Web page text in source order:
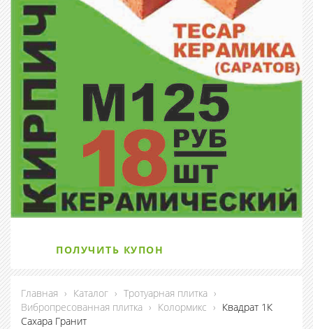
ПОЛУЧИТЬ КУПОН
Главная › Каталог › Тротуарная плитка ›
Вибропресованная плитка › Колормикс › Квадрат 1К
Сахара Гранит